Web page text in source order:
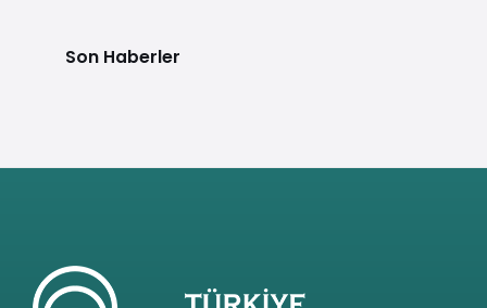
Son Haberler